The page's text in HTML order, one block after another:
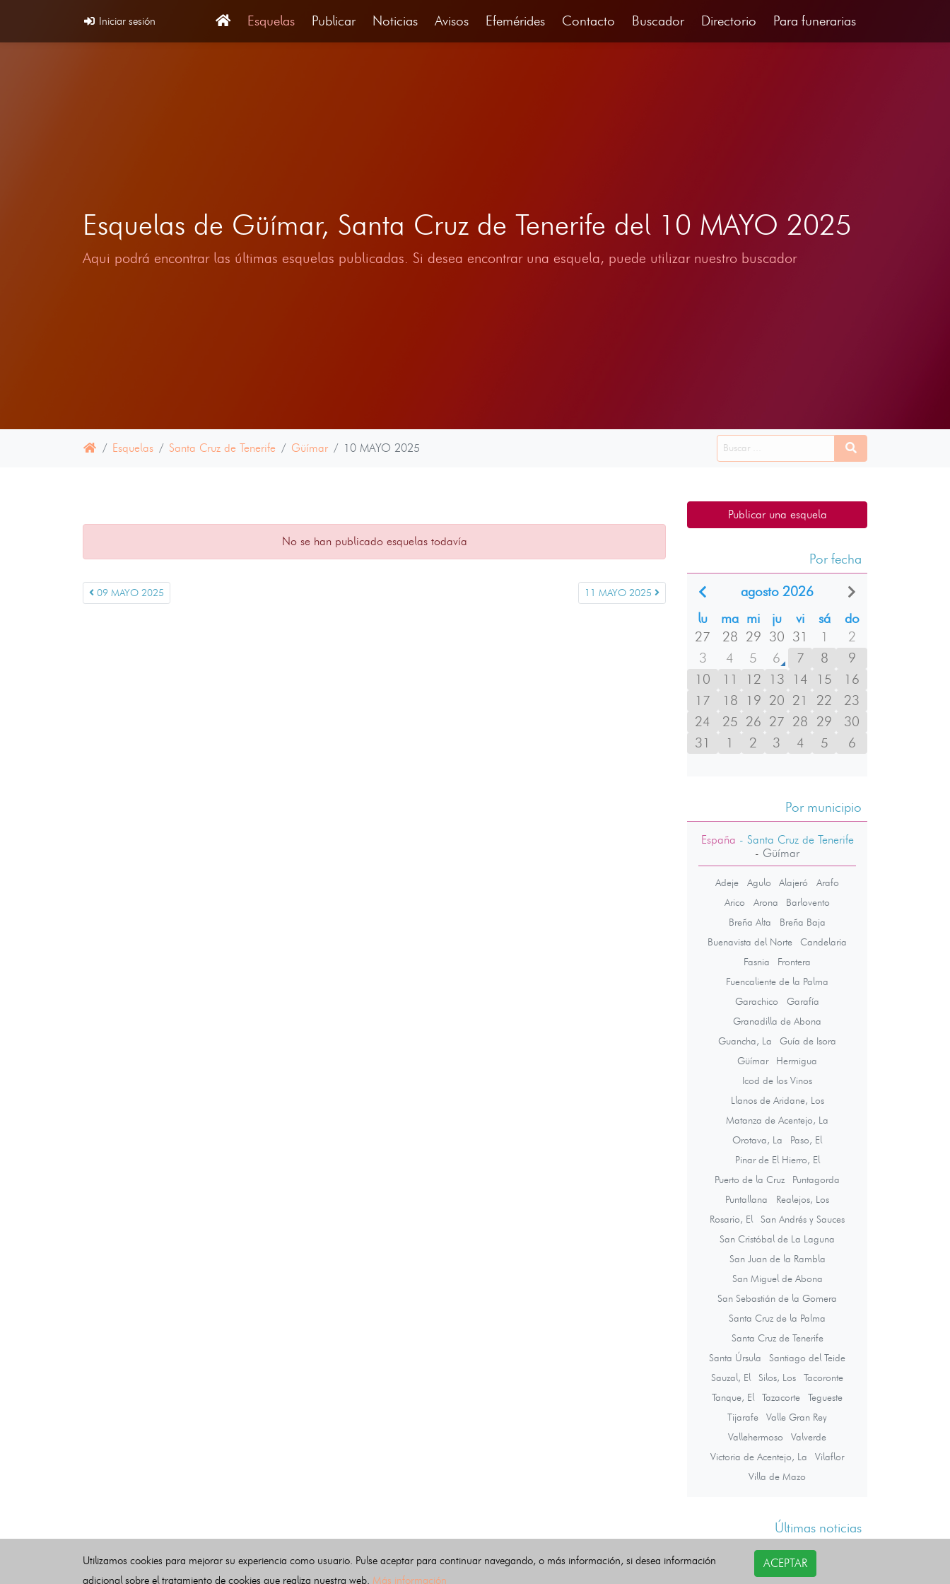
Iniciar sesión Esquelas Publicar Noticias Avisos Efemérides Contacto Buscador Directorio Para funerarias
Esquelas de Güímar, Santa Cruz de Tenerife del 10 MAYO 2025
Aqui podrá encontrar las últimas esquelas publicadas. Si desea encontrar una esquela, puede utilizar nuestro buscador
Esquelas Santa Cruz de Tenerife Güímar 10 MAYO 2025
No se han publicado esquelas todavía
09 MAYO 2025 11 MAYO 2025
Publicar una esquela
Por fecha
agosto 2026
lu
ma mi ju vi sá
do
27
28 29 30 31 1
2
3
4 5 6 7 8
9
10
11 12 13 14 15
16
17
18 19 20 21 22
23
24
25 26 27 28 29
30
31
1 2 3 4 5 6
Por municipio
España - Santa Cruz de Tenerife
- Güímar
Adeje Agulo Alajeró
Arafo
Arico
Arona
Barlovento
Breña Alta
Breña Baja
Buenavista del Norte
Candelaria
Fasnia
Frontera
Fuencaliente de la Palma
Garachico
Garafía
Granadilla de Abona
Guancha, La
Guía de Isora
Güímar
Hermigua
Icod de los Vinos
Llanos de Aridane, Los
Matanza de Acentejo, La
Orotava, La
Paso, El
Pinar de El Hierro, El
Puerto de la Cruz
Puntagorda
Puntallana
Realejos, Los
Rosario, El
San Andrés y Sauces
San Cristóbal de La Laguna
San Juan de la Rambla
San Miguel de Abona
San Sebastián de la Gomera
Santa Cruz de la Palma
Santa Cruz de Tenerife
Santa Úrsula
Santiago del Teide
Sauzal, El
Silos, Los
Tacoronte
Tanque, El
Tazacorte
Tegueste
Tijarafe
Valle Gran Rey
Vallehermoso
Valverde
Victoria de Acentejo, La
Vilaflor
Villa de Mazo
Últimas noticias
Utilizamos cookies para mejorar su experiencia como usuario. Pulse aceptar para continuar navegando, o más información, si desea información
adicional sobre el tratamiento de cookies que realiza nuestra web. Más información
ACEPTAR